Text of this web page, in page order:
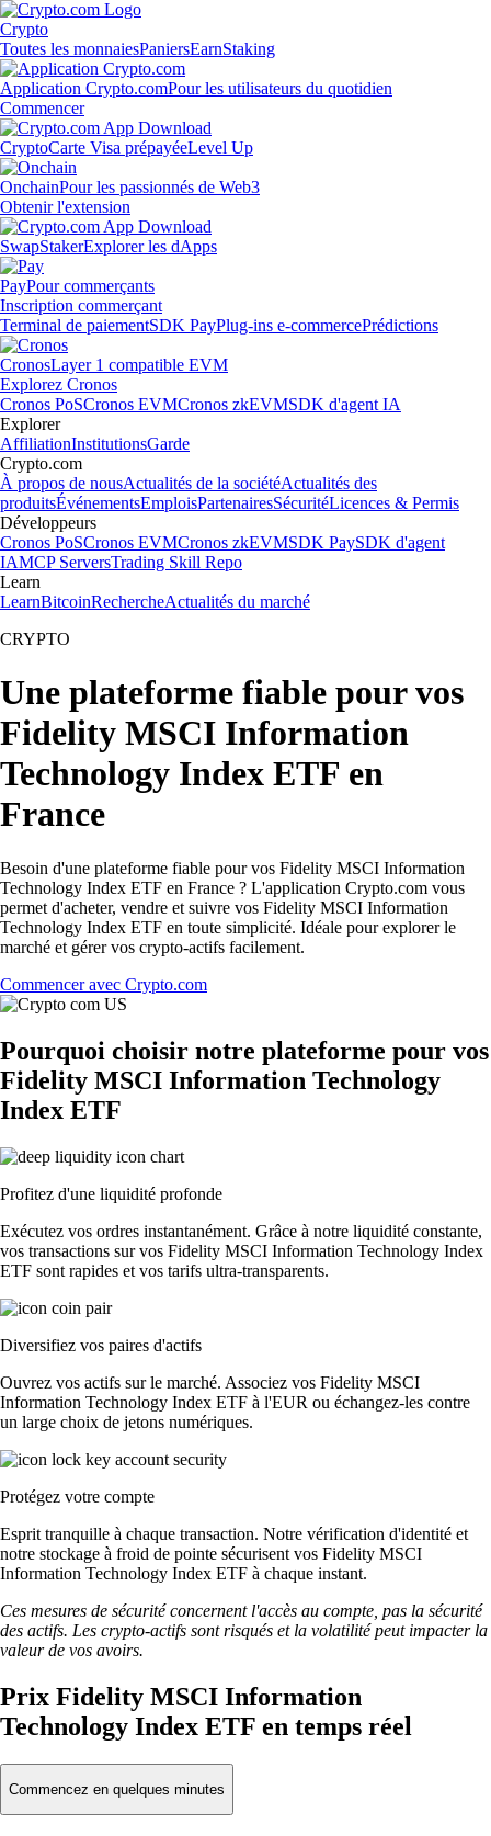
Crypto
Toutes les monnaiesPaniersEarnStaking
Application Crypto.comPour les utilisateurs du quotidien
Commencer
CryptoCarte Visa prépayéeLevel Up
OnchainPour les passionnés de Web3
Obtenir l'extension
SwapStakerExplorer les dApps
PayPour commerçants
Inscription commerçant
Terminal de paiementSDK PayPlug-ins e-commercePrédictions
CronosLayer 1 compatible EVM
Explorez Cronos
Cronos PoSCronos EVMCronos zkEVMSDK d'agent IA
Explorer
AffiliationInstitutionsGarde
Crypto.com
À propos de nousActualités de la sociétéActualités des
produitsÉvénementsEmploisPartenairesSécuritéLicences & Permis
Développeurs
Cronos PoSCronos EVMCronos zkEVMSDK PaySDK d'agent
IAMCP ServersTrading Skill Repo
Learn
LearnBitcoinRechercheActualités du marché
CRYPTO
Une plateforme fiable pour vos
Fidelity MSCI Information
Technology Index ETF en
France
Besoin d'une plateforme fiable pour vos Fidelity MSCI Information
Technology Index ETF en France ? L'application Crypto.com vous
permet d'acheter, vendre et suivre vos Fidelity MSCI Information
Technology Index ETF en toute simplicité. Idéale pour explorer le
marché et gérer vos crypto-actifs facilement.
Commencer avec Crypto.com
Pourquoi choisir notre plateforme pour vos
Fidelity MSCI Information Technology
Index ETF
Profitez d'une liquidité profonde
Exécutez vos ordres instantanément. Grâce à notre liquidité constante,
vos transactions sur vos Fidelity MSCI Information Technology Index
ETF sont rapides et vos tarifs ultra-transparents.
Diversifiez vos paires d'actifs
Ouvrez vos actifs sur le marché. Associez vos Fidelity MSCI
Information Technology Index ETF à l'EUR ou échangez-les contre
un large choix de jetons numériques.
Protégez votre compte
Esprit tranquille à chaque transaction. Notre vérification d'identité et
notre stockage à froid de pointe sécurisent vos Fidelity MSCI
Information Technology Index ETF à chaque instant.
Ces mesures de sécurité concernent l'accès au compte, pas la sécurité
des actifs. Les crypto-actifs sont risqués et la volatilité peut impacter la
valeur de vos avoirs.
Prix Fidelity MSCI Information
Technology Index ETF en temps réel
Commencez en quelques minutes